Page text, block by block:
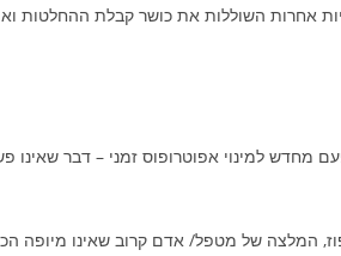
אחרות השוללות את כושר קבלת
מחדש למינוי אפוטרופוס זמני – דבר
המלצה של מטפל/ אדם קרוב שאינו מיופה